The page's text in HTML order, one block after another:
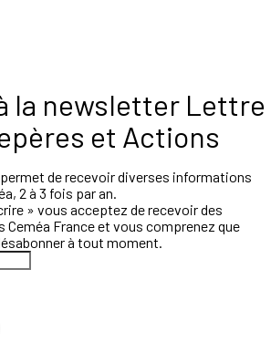
la newsletter Lettre
et Actions
de recevoir diverses informations
2 à 3 fois par an.
» vous acceptez de recevoir des
Ceméa France et vous comprenez que
à tout moment.